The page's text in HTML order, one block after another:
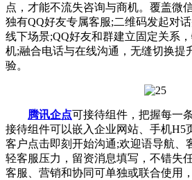
点，才能不流失咨询与商机。覆盖微
独有QQ好友专属客服;二维码发起对
线下场景;QQ好友和群建立固定关系
机;融合电话与在线沟通，无缝切换提
验。
腾讯企点可接待组件，把握每一
接待组件可以嵌入企业网站、手机H5
客户点击即刻开始沟通;欢迎语导航、
轻客服压力，留资消息填写，不错失
客服、营销和协同可单独或联合使用